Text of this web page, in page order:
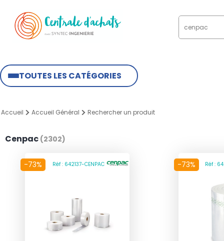
TOUTES LES CATÉGORIES
Accueil Accueil Général Rechercher un produit
Cenpac (2302)
-73% Réf : 642137-CENPAC -73% Réf :